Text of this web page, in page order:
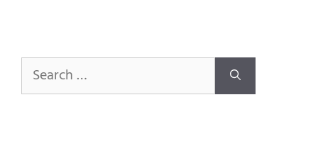
Search
for: